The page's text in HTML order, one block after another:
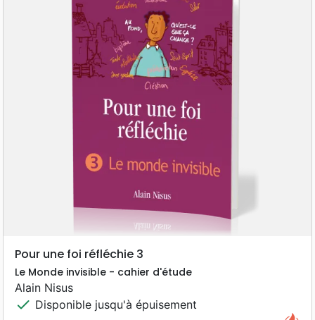
Pour une foi réfléchie 3
Le Monde invisible - cahier d'étude
Alain Nisus
check Disponible jusqu'à épuisement